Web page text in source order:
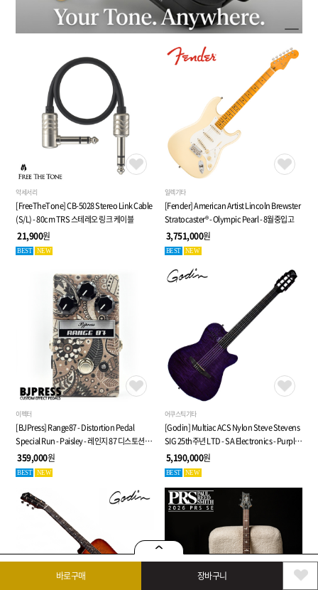
바로구매 장바구니
악세서리
[FreeTheTone] CB-5028 Stereo Link Cable
(S/L) - 80cm TRS 스테레오 링크 케이블
21,900원
BEST NEW
일렉기타
[Fender] American Artist Lincoln Brewster
Stratocaster® - Olympic Pearl - 8월중입고
3,751,000원
BEST NEW
이펙터
[BJPress] Range87 - Distortion Pedal
Special Run - Paisley - 레인지 87 디스토션
페달
359,000원
BEST NEW
어쿠스틱기타
[Godin] Multiac ACS Nylon Steve Stevens
SIG 25th주년 LTD - SA Electronics - Purple -
전자 클래식 기타 (053940)
5,190,000원
BEST NEW